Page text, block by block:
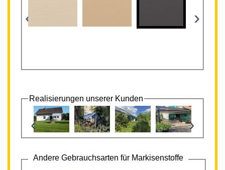
‹ ›
Realisierungen unserer Kunden
‹ ›
Andere Gebrauchsarten für Markisenstoffe